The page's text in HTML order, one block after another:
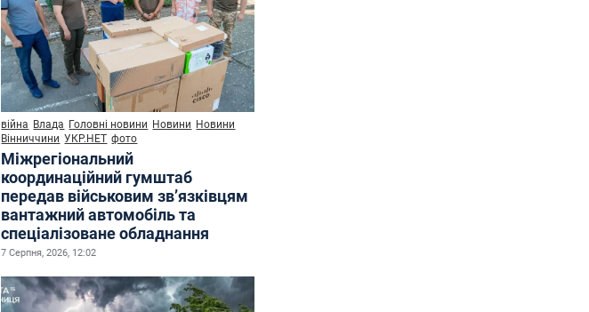
війна Влада Головні новини Новини Новини
Вінниччини УКР.НЕТ фото
Міжрегіональний
координаційний гумштаб
передав військовим зв’язківцям
вантажний автомобіль та
спеціалізоване обладнання
7 Серпня, 2026, 12:02